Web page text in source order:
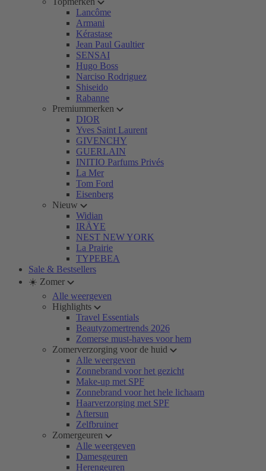
Lancôme
Armani
Kérastase
Jean Paul Gaultier
SENSAI
Hugo Boss
Narciso Rodriguez
Shiseido
Rabanne
Premiummerken
DIOR
Yves Saint Laurent
GIVENCHY
GUERLAIN
INITIO Parfums Privés
La Mer
Tom Ford
Eisenberg
Nieuw
Widian
IRÄYE
NEST NEW YORK
La Prairie
TYPEBEA
Sale & Bestsellers
☀️ Zomer
Alle weergeven
Highlights
Travel Essentials
Beautyzomertrends 2026
Zomerse must-haves voor hem
Zomerverzorging voor de huid
Alle weergeven
Zonnebrand voor het gezicht
Make-up met SPF
Zonnebrand voor het hele lichaam
Haarverzorging met SPF
Aftersun
Zelfbruiner
Zomergeuren
Alle weergeven
Damesgeuren
Herengeuren